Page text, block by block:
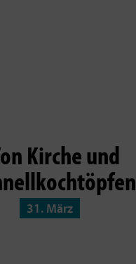
Kirche und
31. März